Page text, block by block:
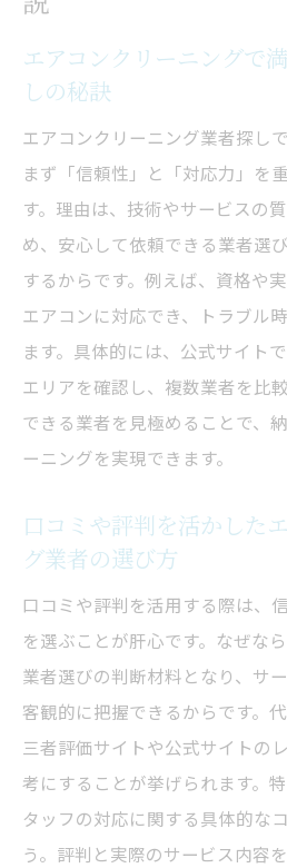
適正価格で高品質な
を受けるコツ
追加料金が発生しない
グ業者の選び方
エアコンクリーニングで
しの秘訣
エアコンクリーニング業者探し
まず「信頼性」と「対応力」を
す。理由は、技術やサービスの
め、安心して依頼できる業者選
するからです。例えば、資格や
エアコンに対応でき、トラブル
ます。具体的には、公式サイト
エリアを確認し、複数業者を比
できる業者を見極めることで、
ーニングを実現できます。
口コミや評判を活かした
グ業者の選び方
口コミや評判を活用する際は、
を選ぶことが肝心です。なぜな
業者選びの判断材料となり、サ
客観的に把握できるからです。
三者評価サイトや公式サイトの
考にすることが挙げられます。
タッフの対応に関する具体的な
う。評判と実際のサービス内容